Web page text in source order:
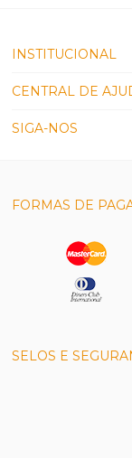
INSTITUCIONAL
CENTRAL DE
SIGA-NOS
FORMAS DE
SELOS E